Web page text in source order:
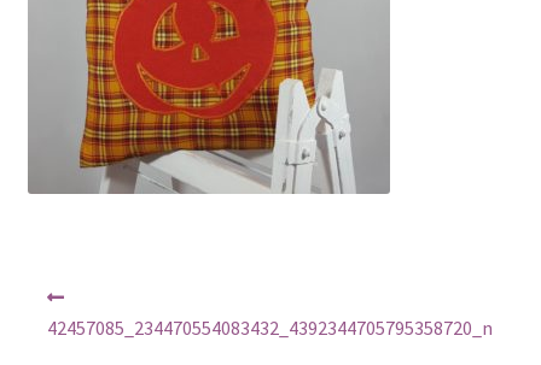
Zamówienie
Nawigacja
wpisu
wpis:
42457085_234470554083432_4392344705795358720_n